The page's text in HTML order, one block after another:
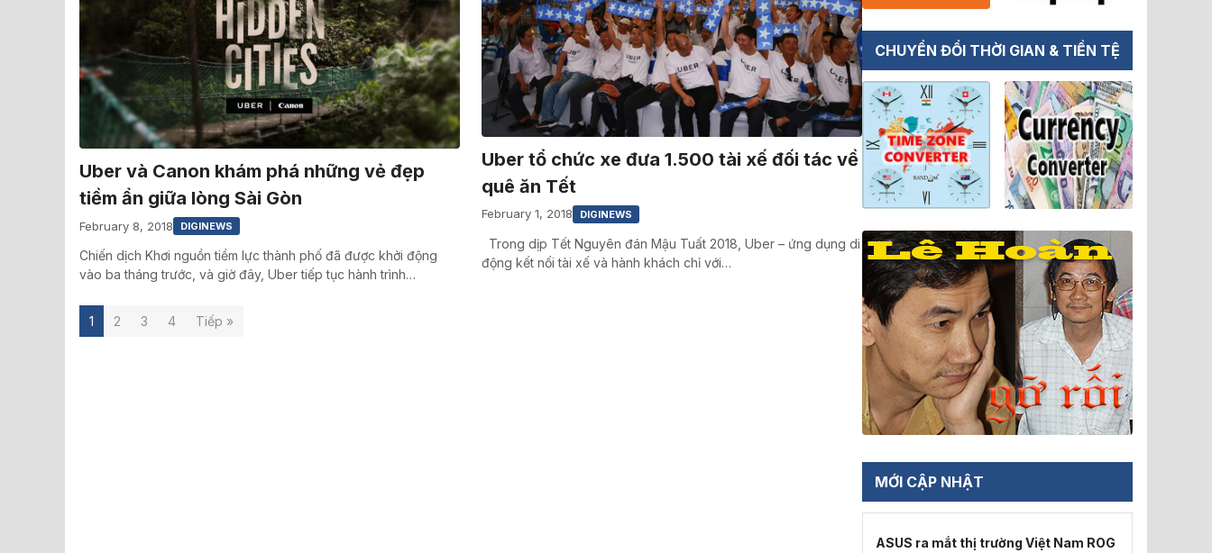
Uber và Canon khám phá những vẻ đẹp
tiềm ẩn giữa lòng Sài Gòn
February 8, 2018 DIGINEWS
Chiến dịch Khơi nguồn tiềm lực thành phố đã được khởi động
vào ba tháng trước, và giờ đây, Uber tiếp tục hành trình…
Uber tổ chức xe đưa 1.500 tài xế đối tác về
quê ăn Tết
February 1, 2018 DIGINEWS
Trong dịp Tết Nguyên đán Mậu Tuất 2018, Uber – ứng dụng di
động kết nối tài xế và hành khách chỉ với…
1 2 3 4 Tiếp »
CHUYỂN ĐỔI THỜI GIAN & TIỀN TỆ
MỚI CẬP NHẬT
ASUS ra mắt thị trường Việt Nam ROG